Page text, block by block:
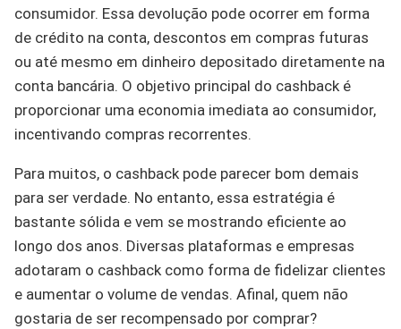
consumidor. Essa devolução pode ocorrer em forma
de crédito na conta, descontos em compras futuras
ou até mesmo em dinheiro depositado diretamente na
conta bancária. O objetivo principal do cashback é
proporcionar uma economia imediata ao consumidor,
incentivando compras recorrentes.
Para muitos, o cashback pode parecer bom demais
para ser verdade. No entanto, essa estratégia é
bastante sólida e vem se mostrando eficiente ao
longo dos anos. Diversas plataformas e empresas
adotaram o cashback como forma de fidelizar clientes
e aumentar o volume de vendas. Afinal, quem não
gostaria de ser recompensado por comprar?